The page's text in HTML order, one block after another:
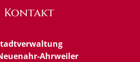
Kontakt
Ahrweiler